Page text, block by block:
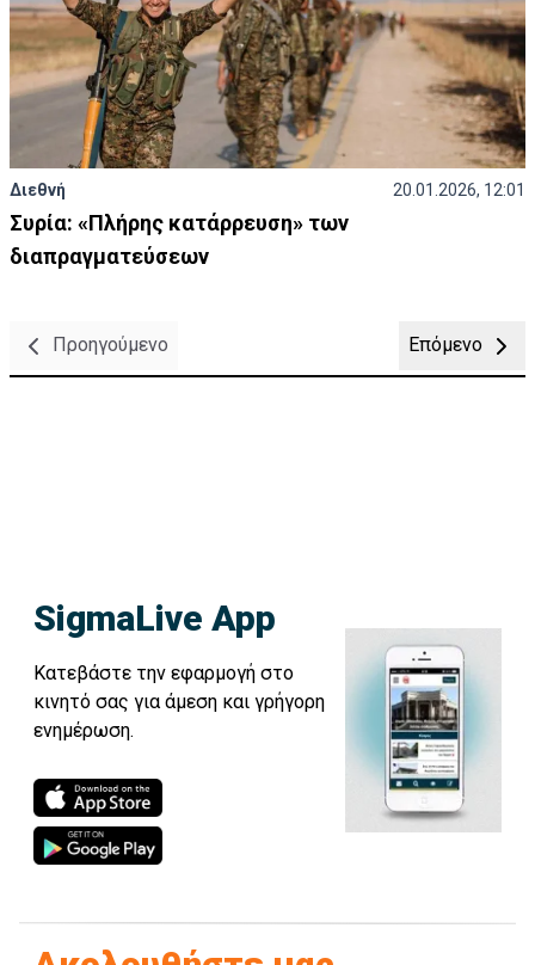
Διεθνή 20.01.2026, 12:01
Συρία: «Πλήρης κατάρρευση» των
διαπραγματεύσεων
Προηγούμενο Επόμενο
SigmaLive App
Κατεβάστε την εφαρμογή στο
κινητό σας για άμεση και γρήγορη
ενημέρωση.